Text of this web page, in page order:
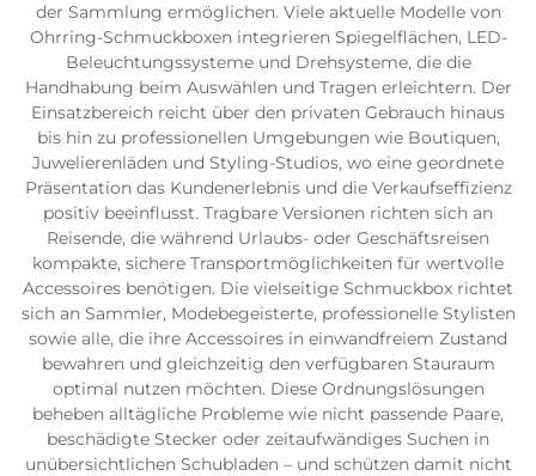
der Sammlung ermöglichen. Viele aktuelle Modelle von
Ohrring-Schmuckboxen integrieren Spiegelflächen, LED-
Beleuchtungssysteme und Drehsysteme, die die
Handhabung beim Auswählen und Tragen erleichtern. Der
Einsatzbereich reicht über den privaten Gebrauch hinaus
bis hin zu professionellen Umgebungen wie Boutiquen,
Juwelierenläden und Styling-Studios, wo eine geordnete
Präsentation das Kundenerlebnis und die Verkaufseffizienz
positiv beeinflusst. Tragbare Versionen richten sich an
Reisende, die während Urlaubs- oder Geschäftsreisen
kompakte, sichere Transportmöglichkeiten für wertvolle
Accessoires benötigen. Die vielseitige Schmuckbox richtet
sich an Sammler, Modebegeisterte, professionelle Stylisten
sowie alle, die ihre Accessoires in einwandfreiem Zustand
bewahren und gleichzeitig den verfügbaren Stauraum
optimal nutzen möchten. Diese Ordnungslösungen
beheben alltägliche Probleme wie nicht passende Paare,
beschädigte Stecker oder zeitaufwändiges Suchen in
unübersichtlichen Schubladen – und schützen damit nicht